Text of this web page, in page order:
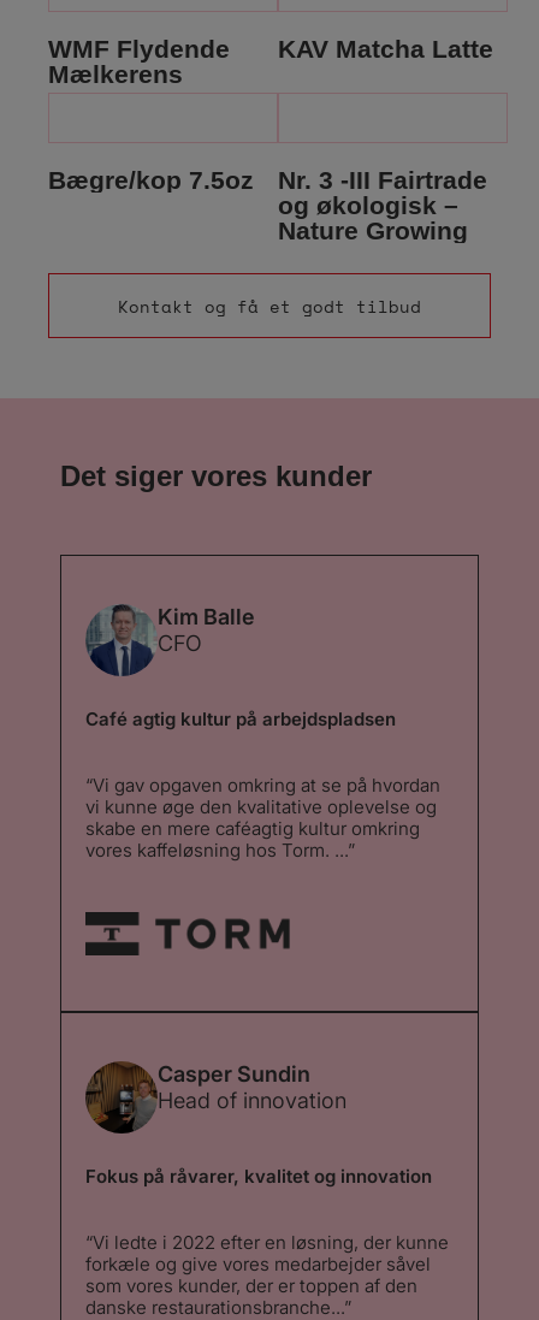
Kontakt og få et godt tilbud
WMF Flydende
Mælkerens
KAV Matcha Latte
Bægre/kop 7.5oz
Nr. 3 -III Fairtrade
og økologisk –
Nature Growing
Det siger vores kunder
Kim Balle
CFO
Café agtig kultur på arbejdspladsen
“Vi gav opgaven omkring at se på hvordan
vi kunne øge den kvalitative oplevelse og
skabe en mere caféagtig kultur omkring
vores kaffeløsning hos Torm. ...”
skabe en mere caféagtig kultur omkring
vores kaffeløsning hos Torm. Vi ønskede at
få vores medarbejdere og kunder i huset til
må siges at have været en klar succes. ”
Casper Sundin
Head of innovation
Fokus på råvarer, kvalitet og innovation
“Vi ledte i 2022 efter en løsning, der kunne
forkæle og give vores medarbejder såvel
som vores kunder, der er toppen af den
danske restaurationsbranche...”